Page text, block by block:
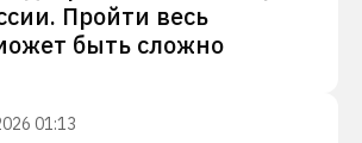
Пройти весь
быть сложно
01:13